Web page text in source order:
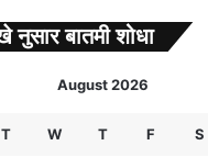
नुसार बातमी शोधा
August 2026
T W T F S